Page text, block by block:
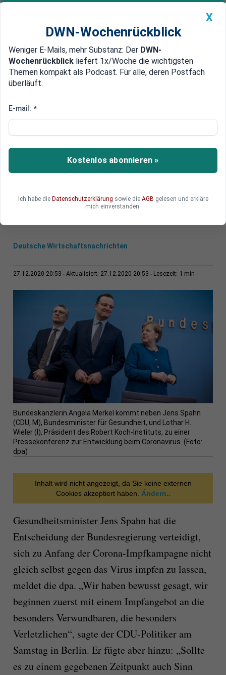
Newsticker MEIN DWN: Geldanlage Premium
Edelmetalle DWN-Magazin China
Spahn: Bundesregierung lässt
Vortritt
Gesundheitsminister Jens Spahn hat die
Entscheidung der Bundesregierung verteidigt,
gleich selbst gegen das Virus impfen zu lassen.
Deutsche Wirtschaftsnachrichten
27.12.2020 20:53 Aktualisiert: 27.12.2020 20:53 Lesezeit: 1 min
Bundeskanzlerin Angela Merkel kommt neben Jens Spahn
(CDU, M), Bundesminister für Gesundheit, und Lothar H.
Wieler (l), Präsident des Robert Koch-Instituts, zu einer
Pressekonferenz zur Entwicklung beim Coronavirus. (Foto:
dpa)
Inhalt wird nicht angezeigt, da Sie keine externen
Cookies akzeptiert haben.
Ändern..
Gesundheitsminister Jens Spahn hat die
Entscheidung der Bundesregierung verteidigt,
sich zu Anfang der Corona-Impfkampagne nicht
gleich selbst gegen das Virus impfen zu lassen,
meldet die dpa. „Wir haben bewusst gesagt, wir
beginnen zuerst mit einem Impfangebot an die
besonders Verwundbaren, die besonders
Verletzlichen“, sagte der CDU-Politiker am
Samstag in Berlin. Er fügte aber hinzu: „Sollte
es zu einem gegebenen Zeitpunkt auch Sinn
X
DWN-Wochenrückblick
Weniger E-Mails, mehr Substanz: Der DWN-
Wochenrückblick liefert 1x/Woche die wichtigsten
Themen kompakt als Podcast. Für alle, deren Postfach
überläuft.
E-mail: *
Kostenlos abonnieren »
Ich habe die Datenschutzerklärung sowie die AGB gelesen und erkläre
mich einverstanden.